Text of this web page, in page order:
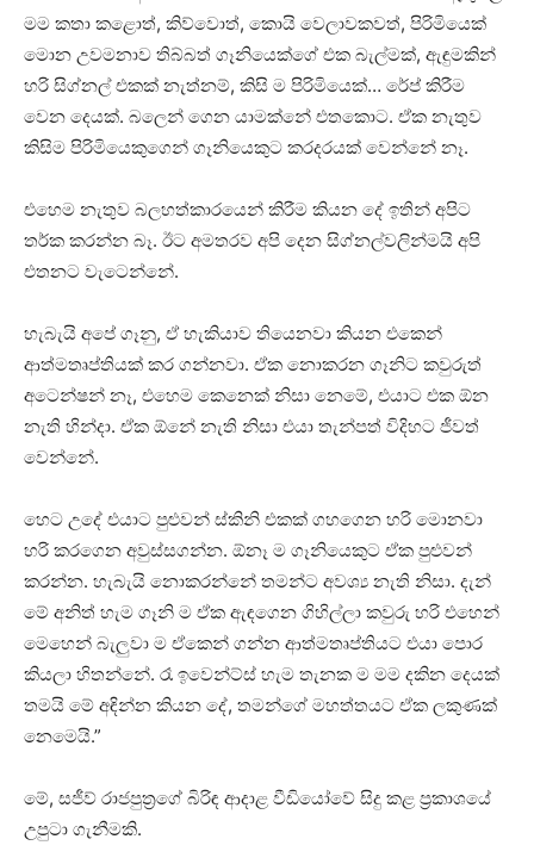
මම කතා කළොත්, කිව්වොත්, කොයි වෙලාවකවත්, පිරිමියෙක්
මොන උවමනාව තිබ්බත් ගෑනියෙක්ගේ එක බැල්මක්, ඇඳුමකින්
හරි සිග්නල් එකක් නැත්නම්, කිසි ම පිරිමියෙක්… රේප් කිරීම
වෙන දෙයක්. බලෙන් ගෙන යාමක්නේ එතකොට. ඒක නැතුව
කිසිම පිරිමියෙකුගෙන් ගෑනියෙකුට කරදරයක් වෙන්නේ නෑ.
එහෙම නැතුව බලහත්කාරයෙන් කිරීම කියන දේ ඉතින් අපිට
තර්ක කරන්න බෑ. ඊට අමතරව අපි දෙන සිග්නල්වලින්මයි අපි
එතනට වැටෙන්නේ.
හැබැයි අපේ ගෑනු, ඒ හැකියාව තියෙනවා කියන එකෙන්
ආත්මතෘප්තියක් කර ගන්නවා. ඒක නොකරන ගෑනිට කවුරුත්
අටෙන්ෂන් නෑ, එහෙම කෙනෙක් නිසා නෙමේ, එයාට එක ඕන
නැති හින්දා. ඒක ඕනේ නැති නිසා එයා තැන්පත් විදිහට ජීවත්
වෙන්නේ.
හෙට උදේ එයාට පුළුවන් ස්කිනි එකක් ගහගෙන හරි මොනවා
හරි කරගෙන අවුස්සගන්න. ඕනෑ ම ගෑනියෙකුට ඒක පුළුවන්
කරන්න. හැබැයි නොකරන්නේ තමන්ට අවශ්‍ය නැති නිසා. දැන්
මේ අනිත් හැම ගෑනි ම ඒක ඇඳගෙන ගිහිල්ලා කවුරු හරි එහෙන්
මෙහෙන් බැලුවා ම ඒකෙන් ගන්න ආත්මතෘප්තියට එයා පොර
කියලා හිතන්නේ. රෑ ඉවෙන්ට්ස් හැම තැනක ම මම දකින දෙයක්
තමයි මේ අඳින්න කියන දේ, තමන්ගේ මහත්තයට ඒක ලකුණක්
නෙමෙයි.”
මේ, සජීව් රාජපුත්‍රගේ බිරිඳ ආදාළ වීඩියෝවේ සිදු කළ ප්‍රකාශයේ
උපුටා ගැනීමකි.